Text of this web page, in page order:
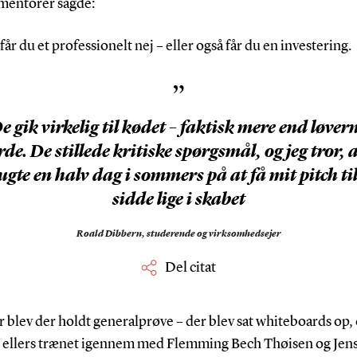
sagde:
du et professionelt nej – eller også får du en investering.
”
gik virkelig til kødet – faktisk mere end
De stillede kritiske spørgsmål, og jeg tror,
en halv dag i sommers på at få mit pitch
sidde lige i skabet
Roald Dibbern, studerende og virksomhedsejer
Del citat
blev der holdt generalprøve – der blev sat whiteboards op,
trænet igennem med Flemming Bech Thøisen og